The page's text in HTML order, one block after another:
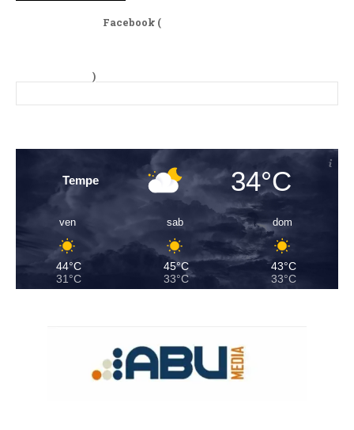
Facebook (
)
Tempe 34°C
ven
44°C
31°C
sab
45°C
33°C
dom
43°C
33°C